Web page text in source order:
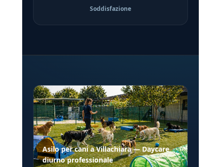
Soddisfazione
Asilo per cani a Villachiara — Daycare
diurno professionale